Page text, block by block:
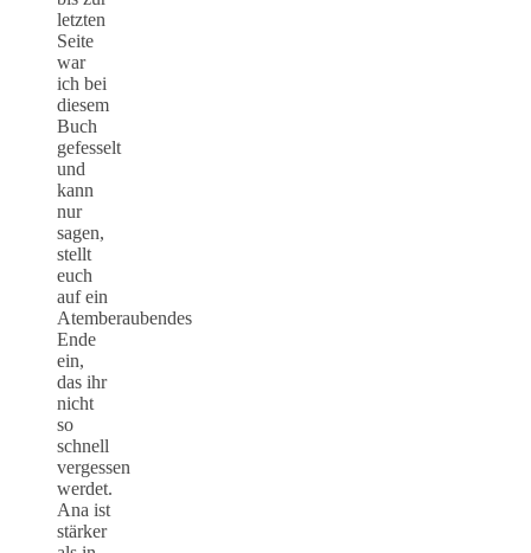
letzten
Seite
war
ich bei
diesem
Buch
gefesselt
und
kann
nur
sagen,
stellt
euch
auf ein
Atemberaubendes
Ende
ein,
das ihr
nicht
so
schnell
vergessen
werdet.
Ana ist
stärker